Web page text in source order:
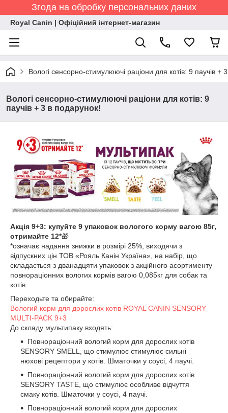
Згода на обробку персональних даних
Royal Canin | Офіційний інтернет-магазин
Вологі сенсорно-стимулюючі раціони для котів: 9 паучів +
Вологі сенсорно-стимулюючі раціони для котів: 9
паучів + 3 в подарунок!
Акція 9+3: купуйте 9 упаковок вологого корму вагою 85г,
отримайте 12*🎁
*означає надання знижки в розмірі 25%, виходячи з
відпускних цін ТОВ «Рояль Канін Україна», на набір, що
складається з дванадцяти упаковок з акційного асортименту
повнораціонних вологих кормів вагою 0,085кг для собак та
котів.
Переходьте та обирайте:
Вологий корм для дорослих котів ROYAL CANIN SENSORY
MULTI-PACK 9+3
До складу мультипаку входять:
Повнораціонний вологий корм для дорослих котів
SENSORY SMELL, що стимулює cтимулює сильні
нюхові рецептори у котів. Шматочки у соусі, 4 паучі.
Повнораціонний вологий корм для дорослих котів
SENSORY TASTE, що стимулює особливе відчуття
смаку котів. Шматочки у соусі, 4 паучі.
Повнораціонний вологий корм для дорослих